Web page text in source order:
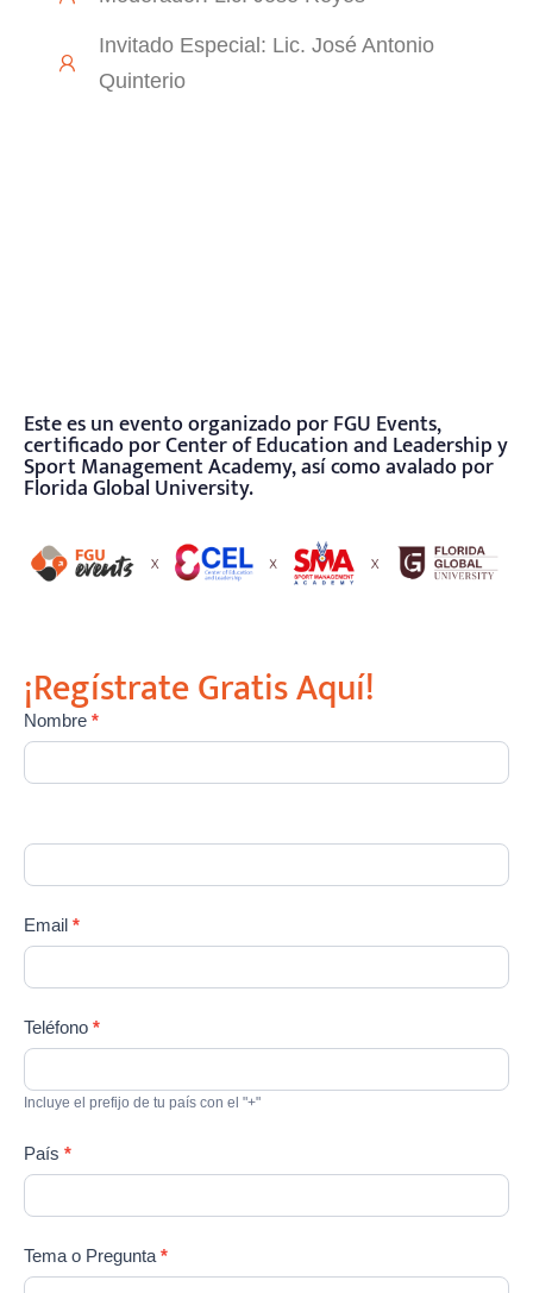
Invitado Especial: Lic. José Antonio
Quinterio
Este es un evento organizado por FGU Events,
certificado por Center of Education and Leadership y
Sport Management Academy, así como avalado por
Florida Global University.
¡Regístrate Gratis Aquí!
Webinar
2025
Nombre *
Email *
Teléfono *
Incluye el prefijo de tu país con el "+"
País *
Tema o Pregunta *